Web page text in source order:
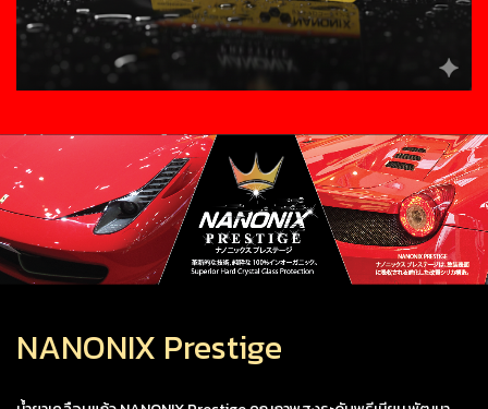
NANONIX Prestige